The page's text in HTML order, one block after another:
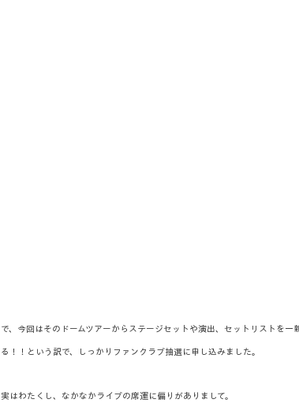
で、今回はそのドームツアーからステージセットや演出、セットリストを
る！！という訳で、しっかりファンクラブ抽選に申し込みました。
実はわたくし、なかなかライブの席運に偏りがありまして。